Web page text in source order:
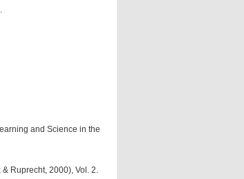
and Science in the
Ruprecht, 2000), Vol. 2.